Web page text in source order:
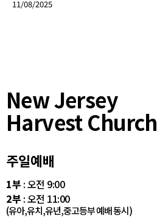
11/08/2025
New Jersey
Harvest Church
주일예배
1부 : 오전 9:00
2부 : 오전 11:00
(유아,유치,유년,중고등부 예배 동시)